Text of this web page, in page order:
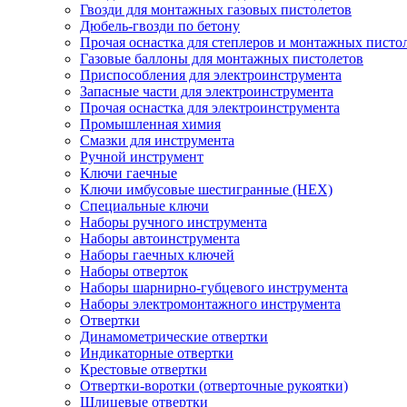
Гвозди для монтажных газовых пистолетов
Дюбель-гвозди по бетону
Прочая оснастка для степлеров и монтажных
Газовые баллоны для монтажных пистолетов
Приспособления для электроинструмента
Запасные части для электроинструмента
Прочая оснастка для электроинструмента
Промышленная химия
Смазки для инструмента
Ручной инструмент
Ключи гаечные
Ключи имбусовые шестигранные (HEX)
Специальные ключи
Наборы ручного инструмента
Наборы автоинструмента
Наборы гаечных ключей
Наборы отверток
Наборы шарнирно-губцевого инструмента
Наборы электромонтажного инструмента
Отвертки
Динамометрические отвертки
Индикаторные отвертки
Крестовые отвертки
Отвертки-воротки (отверточные рукоятки)
Шлицевые отвертки